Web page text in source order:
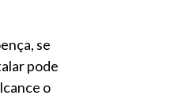
se
pode
o